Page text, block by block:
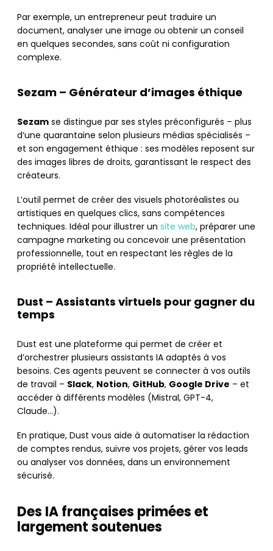
Par exemple, un entrepreneur peut traduire un
document, analyser une image ou obtenir un conseil
en quelques secondes, sans coût ni configuration
complexe.
Sezam – Générateur d’images éthique
Sezam se distingue par ses styles préconfigurés – plus
d’une quarantaine selon plusieurs médias spécialisés –
et son engagement éthique : ses modèles reposent sur
des images libres de droits, garantissant le respect des
créateurs.
L’outil permet de créer des visuels photoréalistes ou
artistiques en quelques clics, sans compétences
techniques. Idéal pour illustrer un site web, préparer une
campagne marketing ou concevoir une présentation
professionnelle, tout en respectant les règles de la
propriété intellectuelle.
Dust – Assistants virtuels pour gagner du
temps
Dust est une plateforme qui permet de créer et
d’orchestrer plusieurs assistants IA adaptés à vos
besoins. Ces agents peuvent se connecter à vos outils
de travail – Slack, Notion, GitHub, Google Drive – et
accéder à différents modèles (Mistral, GPT-4,
Claude…).
En pratique, Dust vous aide à automatiser la rédaction
de comptes rendus, suivre vos projets, gérer vos leads
ou analyser vos données, dans un environnement
sécurisé.
Des IA françaises primées et
largement soutenues